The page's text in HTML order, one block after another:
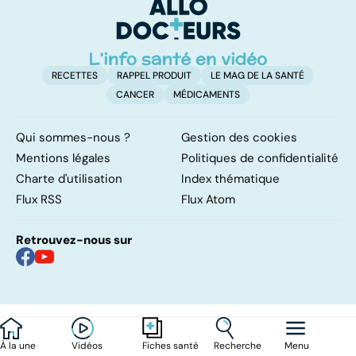
À la une Vidéos Fiches santé Recherche Menu
RECETTES RAPPEL PRODUIT
LE MAG DE LA SANTÉ
CANCER
MÉDICAMENTS
Qui sommes-nous ?
Gestion des cookies
Mentions légales
Politiques de confidentialité
Charte d'utilisation
Index thématique
Flux RSS
Flux Atom
Retrouvez-nous sur